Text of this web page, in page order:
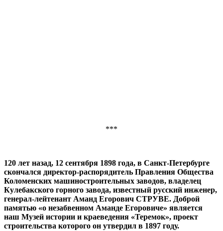
***
120 лет назад, 12 сентября 1898 года, в Санкт-Петербурге
скончался директор-распорядитель Правления Общества
Коломенских машиностроительных заводов, владелец
Кулебакского горного завода, известный русский инженер,
генерал-лейтенант Аманд Егорович СТРУВЕ. Доброй
памятью «о незабвенном Аманде Егоровиче» является
наш Музей истории и краеведения «Теремок», проект
строительства которого он утвердил в 1897 году.